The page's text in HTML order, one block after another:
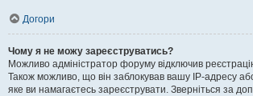
Догори
Чому я не можу зареєструватись?
Можливо адміністратор форуму відключив
Також можливо, що він заблокував вашу IP-адресу
яке ви намагаєтесь зареєструвати. Зверніться за